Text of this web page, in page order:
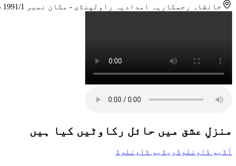
خانقاہ رحمکاریہ امدادیہ راولپنڈی - مکان نمبر CB 1991/1 نزد مسجد امیر حمزہ ؓ گلی نمبر 4، اللہ آباد، ویسٹرج 3، راولپنڈی
منزلِ عشق میں حائل رکاوٹیں کیا ہیں
آڈیو ڈاونلوڈ ویڈیو ڈاونلوڈ